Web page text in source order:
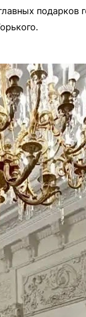
подарков